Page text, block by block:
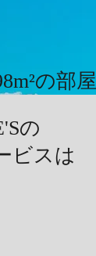
の部屋
の
ビスは